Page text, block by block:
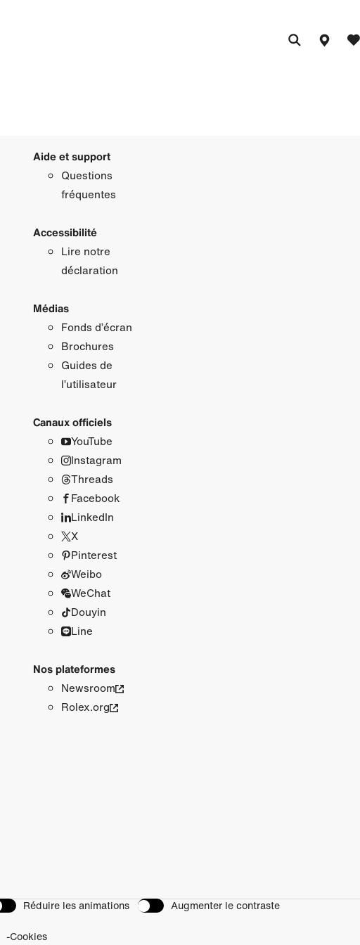
Aide et support
Questions
fréquentes
Accessibilité
Lire notre
déclaration
Médias
Fonds d’écran
Brochures
Guides de
l’utilisateur
Canaux officiels
YouTube
Instagram
Threads
Facebook
LinkedIn
X
Pinterest
Weibo
WeChat
Douyin
Line
Nos plateformes
Newsroom
Rolex.org
Réduire les animations Augmenter le contraste
Cookies